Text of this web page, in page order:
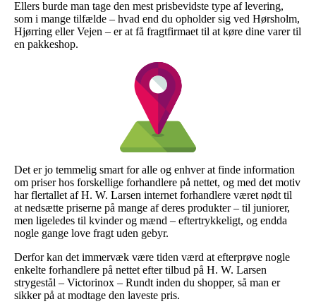
Ellers burde man tage den mest prisbevidste type af levering,
som i mange tilfælde – hvad end du opholder sig ved Hørsholm,
Hjørring eller Vejen – er at få fragtfirmaet til at køre dine varer til
en pakkeshop.
Det er jo temmelig smart for alle og enhver at finde information
om priser hos forskellige forhandlere på nettet, og med det motiv
har flertallet af H. W. Larsen internet forhandlere været nødt til
at nedsætte priserne på mange af deres produkter – til juniorer,
men ligeledes til kvinder og mænd – eftertrykkeligt, og endda
nogle gange love fragt uden gebyr.
Derfor kan det immervæk være tiden værd at efterprøve nogle
enkelte forhandlere på nettet efter tilbud på H. W. Larsen
strygestål – Victorinox – Rundt inden du shopper, så man er
sikker på at modtage den laveste pris.